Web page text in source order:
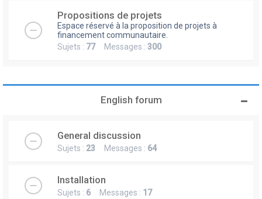
Propositions de projets
Espace réservé à la proposition de projets à
financement communautaire.
Sujets : 77Messages : 300
English forum
General discussion
Sujets : 23 Messages : 64
Installation
Sujets : 6 Messages : 17